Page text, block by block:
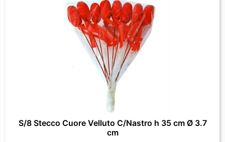
S/8 Stecco Cuore Velluto C/Nastro h 35 cm Ø 3.7
cm